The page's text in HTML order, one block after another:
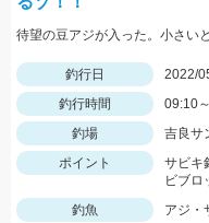
釣行日
2022/
釣行時間
09:10
釣場
吉良サ
ポイント
サビキ
ビブロ
釣魚
アジ・